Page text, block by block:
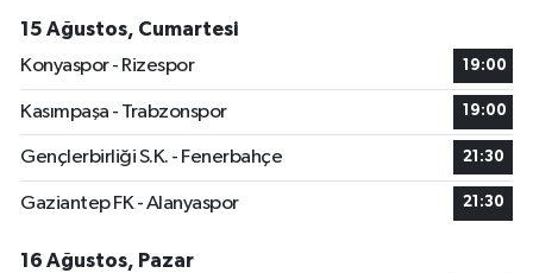
15 Ağustos, Cumartesi
Konyaspor - Rizespor
19:00
Kasımpaşa - Trabzonspor 19:00
Gençlerbirliği S.K. - Fenerbahçe 21:30
Gaziantep FK - Alanyaspor 21:30
16 Ağustos, Pazar